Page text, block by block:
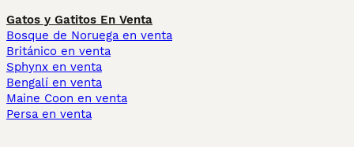
Gatos y Gatitos En Venta
Bosque de Noruega en venta
Británico en venta
Sphynx en venta
Bengalí en venta
Maine Coon en venta
Persa en venta